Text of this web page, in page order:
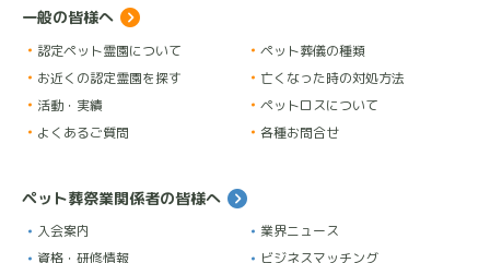
一般の皆様へ
認定ペット霊園について
ペット葬儀の種類
お近くの認定霊園を探す
亡くなった時の対処方法
活動・実績
ペットロスについて
よくあるご質問
各種お問合せ
ペット葬祭業関係者の皆様へ
入会案内
業界ニュース
資格・研修情報
ビジネスマッチング